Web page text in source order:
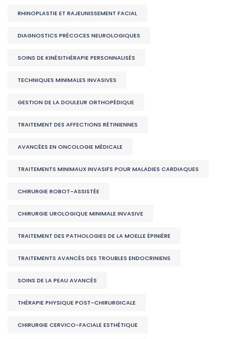
RHINOPLASTIE ET RAJEUNISSEMENT FACIAL
DIAGNOSTICS PRÉCOCES NEUROLOGIQUES
SOINS DE KINÉSITHÉRAPIE PERSONNALISÉS
TECHNIQUES MINIMALES INVASIVES
GESTION DE LA DOULEUR ORTHOPÉDIQUE
TRAITEMENT DES AFFECTIONS RÉTINIENNES
AVANCÉES EN ONCOLOGIE MÉDICALE
TRAITEMENTS MINIMAUX INVASIFS POUR MALADIES CARDIAQUES
CHIRURGIE ROBOT-ASSISTÉE
CHIRURGIE UROLOGIQUE MINIMALE INVASIVE
TRAITEMENT DES PATHOLOGIES DE LA MOELLE ÉPINIÈRE
TRAITEMENTS AVANCÉS DES TROUBLES ENDOCRINIENS
SOINS DE LA PEAU AVANCÉS
THÉRAPIE PHYSIQUE POST-CHIRURGICALE
CHIRURGIE CERVICO-FACIALE ESTHÉTIQUE